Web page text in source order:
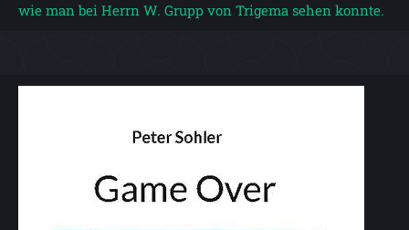
wie man bei Herrn W. Grupp von Trigema sehen konnte.